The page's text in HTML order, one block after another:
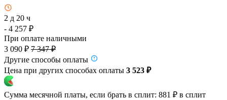
2 д 20 ч
- 4 257 ₽
При оплате наличными
3 090 ₽ 7 347 ₽
Другие способы оплаты
Цена при других способах оплаты 3 523 ₽
Сумма месячной платы, если брать в сплит: 881 ₽ в сплит